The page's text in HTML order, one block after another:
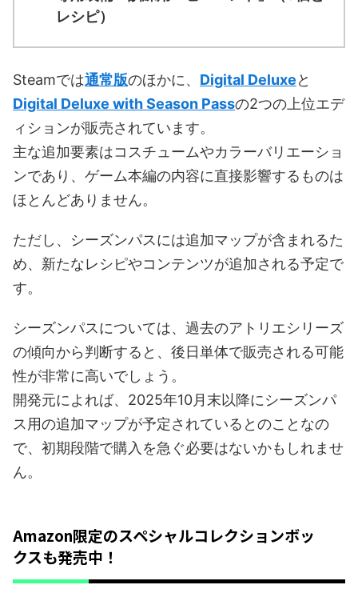
レシピ）
Steamでは通常版のほかに、 Digital Deluxeと
Digital Deluxe with Season Passの2つの上位エデ
ィションが販売されています。
主な追加要素はコスチュームやカラーバリエーショ
ンであり、ゲーム本編の内容に直接影響するものは
ほとんどありません。
ただし、シーズンパスには追加マップが含まれるた
め、新たなレシピやコンテンツが追加される予定で
す。
シーズンパスについては、過去のアトリエシリーズ
の傾向から判断すると、後日単体で販売される可能
性が非常に高いでしょう。
開発元によれば、2025年10月末以降にシーズンパ
ス用の追加マップが予定されているとのことなの
で、初期段階で購入を急ぐ必要はないかもしれませ
ん。
Amazon限定のスペシャルコレクションボッ
クスも発売中！